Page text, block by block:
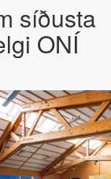
síðusta
ONÍ